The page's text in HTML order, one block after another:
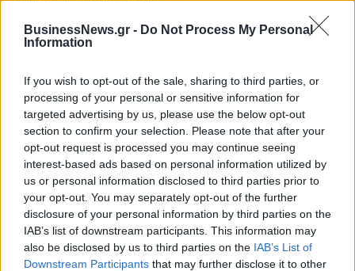
BusinessNews.gr - Do Not Process My Personal
Information
If you wish to opt-out of the sale, sharing to third parties, or
processing of your personal or sensitive information for
targeted advertising by us, please use the below opt-out
section to confirm your selection. Please note that after your
opt-out request is processed you may continue seeing
interest-based ads based on personal information utilized by
us or personal information disclosed to third parties prior to
your opt-out. You may separately opt-out of the further
disclosure of your personal information by third parties on the
IAB’s list of downstream participants. This information may
also be disclosed by us to third parties on the IAB’s List of
Downstream Participants that may further disclose it to other
22/08/2019 - 12:38
Υπ. Εργασίας: Ξεκινούν
αδήλωτη εργασία
22/08/2019 - 14:08